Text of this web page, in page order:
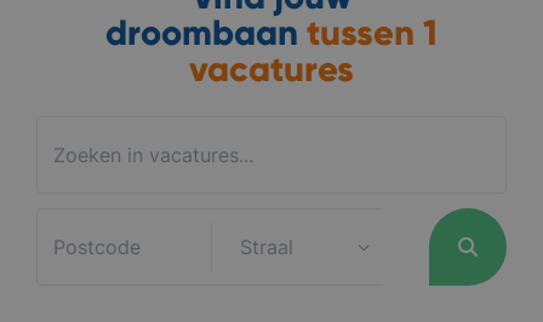
droombaan tussen 1
vacatures